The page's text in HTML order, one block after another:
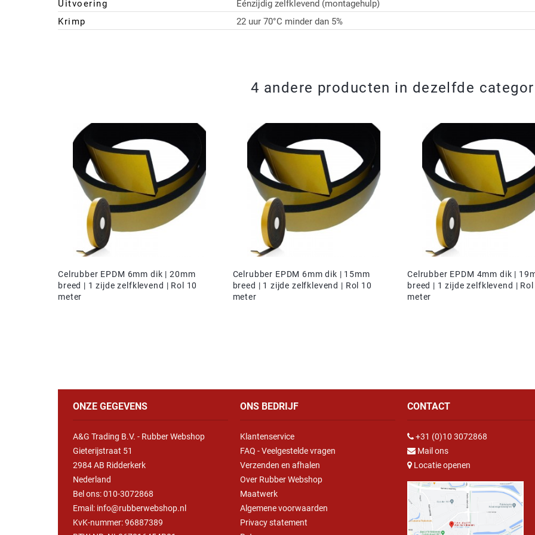
Uitvoering
Eénzijdig zelfklevend (montagehulp)
Krimp
22 uur 70°C minder dan 5%
4 andere producten in dezelfde
Celrubber EPDM 6mm dik | 20mm
breed | 1 zijde zelfklevend | Rol 10
meter
Celrubber EPDM 6mm dik | 15mm
breed | 1 zijde zelfklevend | Rol 10
meter
Celrubber EPDM 4mm dik |
breed | 1 zijde zelfklevend |
meter
ONZE GEGEVENS
A&G Trading B.V. - Rubber Webshop
Gieterijstraat 51
2984 AB Ridderkerk
Nederland
Bel ons:010-3072868
Email: info@rubberwebshop.nl
KvK-nummer: 96887389
ONS BEDRIJF
Klantenservice
FAQ - Veelgestelde vragen
Verzenden en afhalen
Over Rubber Webshop
Maatwerk
Algemene voorwaarden
Privacy statement
CONTACT
+31 (0)10 3072868
Mail ons
Locatie openen